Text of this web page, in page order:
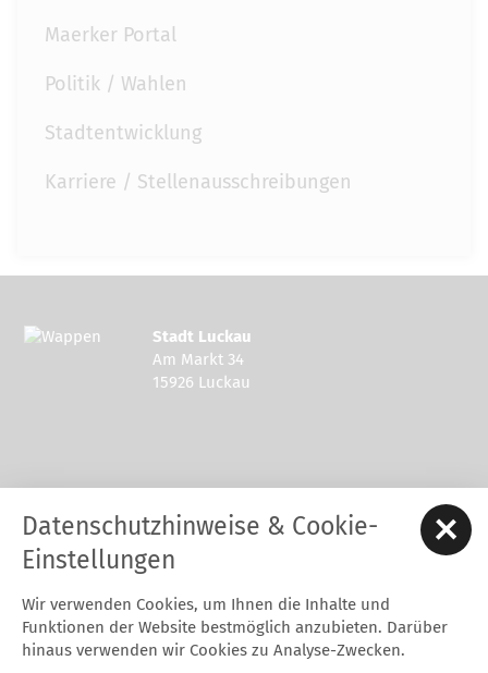
Maerker Portal
Politik / Wahlen
Stadtentwicklung
Karriere / Stellenausschreibungen
Stadt Luckau
Am Markt 34
15926 Luckau
Tel.: 03544 - 594 0
Fax: 03544 - 2948
E-Mail:stadt@luckau.de
Start Karriere Kontakt Datenschutz
Impressum
Barrierefreiheitserklärung
Intern
Datenschutzhinweise & Cookie-
Einstellungen
Wir verwenden Cookies, um Ihnen die Inhalte und
Funktionen der Website bestmöglich anzubieten. Darüber
hinaus verwenden wir Cookies zu Analyse-Zwecken.